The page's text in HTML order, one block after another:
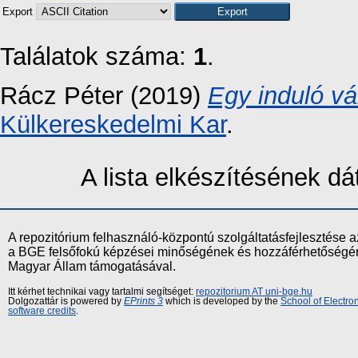
Export
Találatok száma: 1.
Rácz Péter (2019) Egy induló
Külkereskedelmi Kar.
A lista elkészítésének
A repozitórium felhasználó-központú szolgáltatásfejlesztése
a BGE felsőfokú képzései minőségének és
Magyar Állam támogatásával.
Itt kérhet technikai vagy tartalmi segítséget: repozitorium AT uni-bge.hu
Dolgozattár is powered by EPrints 3 which is developed by the School of
software credits